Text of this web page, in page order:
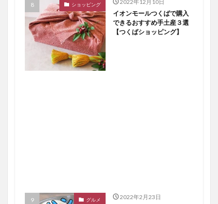
ショッピング 2022年12月10日
イオンモールつくばで購入
できるおすすめ手土産３選
【つくばショッピング】
グルメ 2022年2月23日